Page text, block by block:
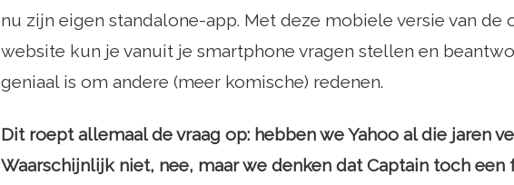
nu zijn eigen standalone-app. Met deze mobiele versie van de
website kun je vanuit je smartphone vragen stellen en
geniaal is om andere (meer komische) redenen.
Dit roept allemaal de vraag op: hebben we Yahoo al die jaren
Waarschijnlijk niet, nee, maar we denken dat Captain toch een